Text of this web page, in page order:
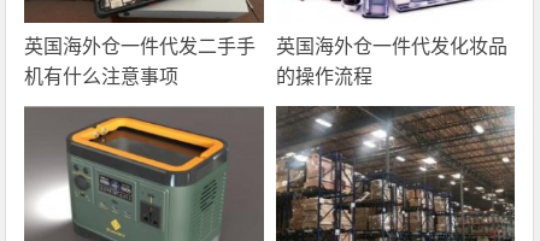
英国海外仓一件代发二手手
机有什么注意事项
英国海外仓一件代发化妆品
的操作流程